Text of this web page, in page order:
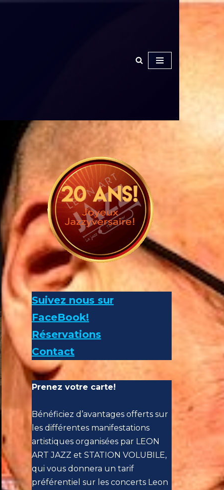
Suivez nous sur
FaceBook!
Réservations
Contact
Prenez votre carte!
Bénéficiez d’avantages offerts sur
les différentes manifestations
artistiques organisées par LEON
ART JAZZ et STATION VOLUBILE,
qui vous donnera un tarif
préférentiel sur les concerts Leon